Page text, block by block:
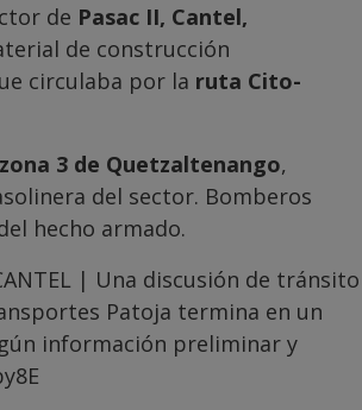
de Pasac II, Cantel,
de construcción
circulaba por la ruta Cito-
3 de Quetzaltenango,
del sector. Bomberos
hecho armado.
CANTEL | Una discusión de tránsito
Patoja termina en un
información preliminar y